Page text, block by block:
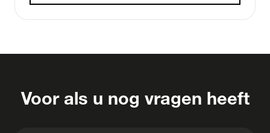
Voor als u nog vragen heeft